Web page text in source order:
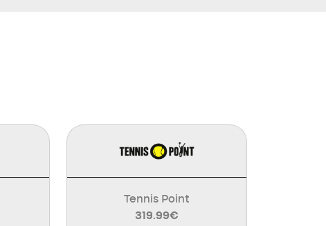
Tennis Point
319.99€